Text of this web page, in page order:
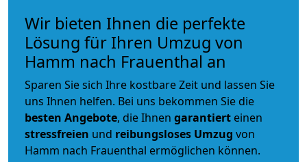
Wir bieten Ihnen die perfekte
Lösung für Ihren Umzug von
Hamm nach Frauenthal an
Sparen Sie sich Ihre kostbare Zeit und lassen Sie
uns Ihnen helfen. Bei uns bekommen Sie die
besten Angebote, die Ihnen garantiert einen
stressfreien und reibungsloses Umzug von
Hamm nach Frauenthal ermöglichen können.